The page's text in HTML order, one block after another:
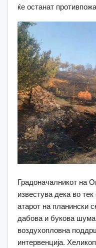
ќе останат
Градоначалникот на
известува дека во
атарот на планински
дабова и букова
воздухопловна
интервенција.